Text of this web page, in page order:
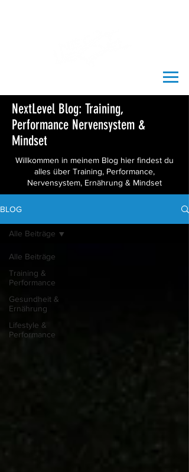
NextLevel Blog: Training,
Performance Nervensystem &
Mindset
Willkommen in meinem Blog hier findest du
alles über Training, Performance,
Nervensystem, Ernährung & Mindset
BLOG
Alle Beiträge
Training &
Performance
Gesundheit &
Ernährung
Lifestyle &
Performance
Alle Beiträge